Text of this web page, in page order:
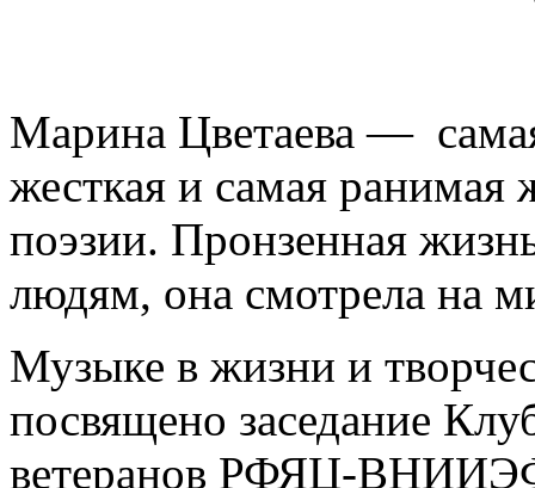
Марина Цветаева —
жесткая и самая
поэзии. Пронзенная
людям, она смотрела на
Музыке в жизни и
посвящено заседание
ветеранов РФЯЦ-